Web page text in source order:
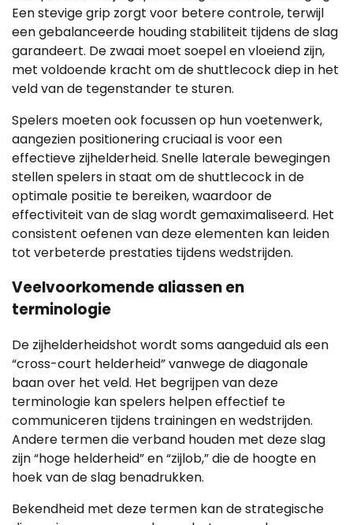
Een stevige grip zorgt voor betere controle, terwijl
een gebalanceerde houding stabiliteit tijdens de slag
garandeert. De zwaai moet soepel en vloeiend zijn,
met voldoende kracht om de shuttlecock diep in het
veld van de tegenstander te sturen.
Spelers moeten ook focussen op hun voetenwerk,
aangezien positionering cruciaal is voor een
effectieve zijhelderheid. Snelle laterale bewegingen
stellen spelers in staat om de shuttlecock in de
optimale positie te bereiken, waardoor de
effectiviteit van de slag wordt gemaximaliseerd. Het
consistent oefenen van deze elementen kan leiden
tot verbeterde prestaties tijdens wedstrijden.
Veelvoorkomende aliassen en
terminologie
De zijhelderheidshot wordt soms aangeduid als een
“cross-court helderheid” vanwege de diagonale
baan over het veld. Het begrijpen van deze
terminologie kan spelers helpen effectief te
communiceren tijdens trainingen en wedstrijden.
Andere termen die verband houden met deze slag
zijn “hoge helderheid” en “zijlob,” die de hoogte en
hoek van de slag benadrukken.
Bekendheid met deze termen kan de strategische